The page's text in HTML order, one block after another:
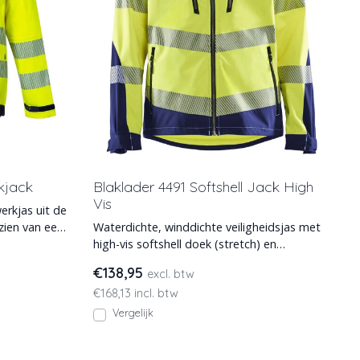
uit de
Blaklader 4491 Softshell Jack High
Vis
Waterdichte, winddichte veiligheidsjas met
high-vis softshell doek (stretch) en
€138,95 excl. btw
€168,13 incl. btw
Vergelijk